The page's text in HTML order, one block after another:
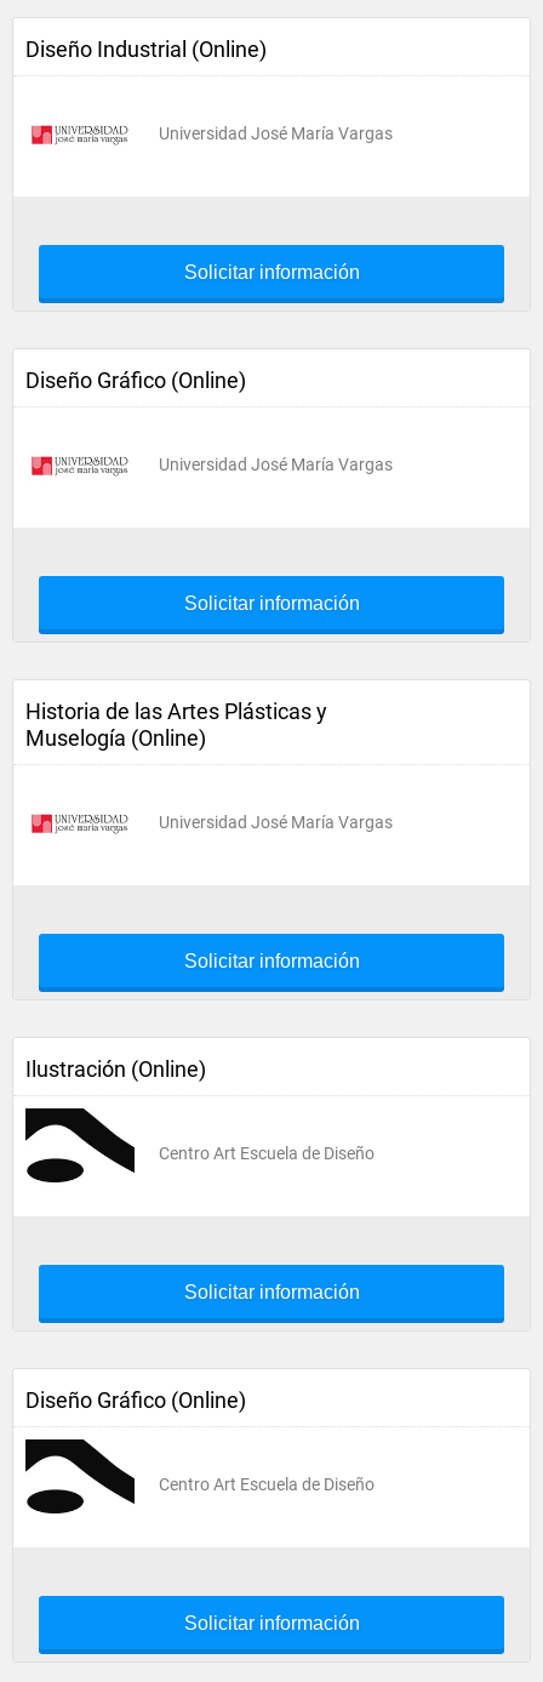
Diseño Industrial (Online)
Universidad José María Vargas
Solicitar información
Diseño Gráfico (Online)
Universidad José María Vargas
Solicitar información
Historia de las Artes Plásticas y
Muselogía (Online)
Universidad José María Vargas
Solicitar información
Ilustración (Online)
Centro Art Escuela de Diseño
Solicitar información
Diseño Gráfico (Online)
Centro Art Escuela de Diseño
Solicitar información